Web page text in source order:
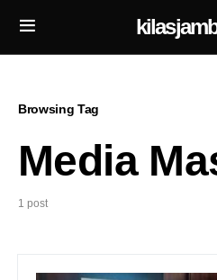
Browsing Tag
Media
1 post